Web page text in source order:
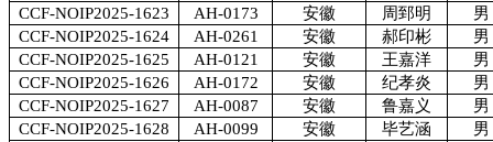
CCF-NOIP2025-1623
AH-0173 安徽 周郅明
男
CCF-NOIP2025-1624
AH-0261 安徽 郝印彬
男
CCF-NOIP2025-1625
AH-0121 安徽 王嘉洋
男
CCF-NOIP2025-1626
AH-0172 安徽 纪孝炎
男
CCF-NOIP2025-1627
AH-0087 安徽 鲁嘉义
男
CCF-NOIP2025-1628
AH-0099 安徽 毕艺涵
男